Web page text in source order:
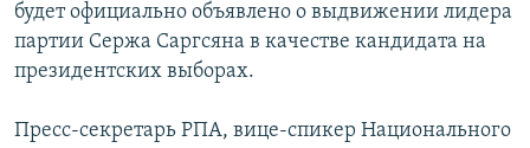
будет официально объявлено о выдвижении лидера
партии Сержа Саргсяна в качестве кандидата на
президентских выборах.
Пресс-секретарь РПА, вице-спикер Национального